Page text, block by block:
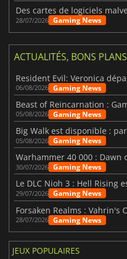
28/07/2026 Gaming News
ACTUALITÉS, BONS PLANS
06/08/2026 Gaming News
05/08/2026 Gaming News
05/08/2026 Gaming News
30/07/2026 Gaming News
29/07/2026 Gaming News
28/07/2026 Gaming News
JEUX POPULAIRES